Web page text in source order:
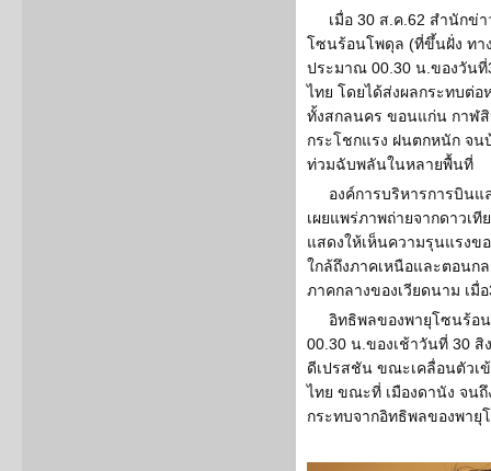
เมื่อ 30 ส.ค.62 สำนักข่
โซนร้อนโพดุล (ที่ขึ้นฝั่ง ทา
ประมาณ 00.30 น.ของวัน
ไทย โดยได้ส่งผลกระทบต่อ
ทั้งสกลนคร ขอนแก่น กาฬ
กระโชกแรง ฝนตกหนัก จน
ท่วมฉับพลันในหลายพื้นที่
องค์การบริหารการบิน
เผยแพร่ภาพถ่ายจากดาวเ
แสดงให้เห็นความรุนแรง
ใกล้ถึงภาคเหนือและตอนก
ภาคกลางของเวียดนาม เมื่
อิทธิพลของพายุโซนร้อ
00.30 น.ของเช้าวันที่ 30
ดีเปรสชัน ขณะเคลื่อนตัวเ
ไทย ขณะที่ เมืองดานัง จน
กระทบจากอิทธิพลของพายุ